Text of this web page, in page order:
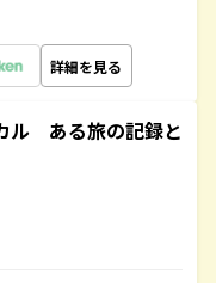
詳細を見る
ル ある旅の記録と